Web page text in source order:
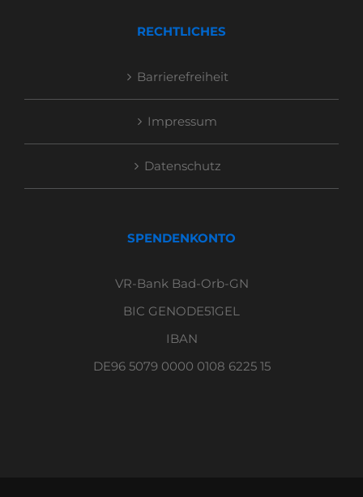
RECHTLICHES
Barrierefreiheit
Impressum
Datenschutz
SPENDENKONTO
VR-Bank Bad-Orb-GN
BIC GENODE51GEL
IBAN
DE96 5079 0000 0108 6225 15